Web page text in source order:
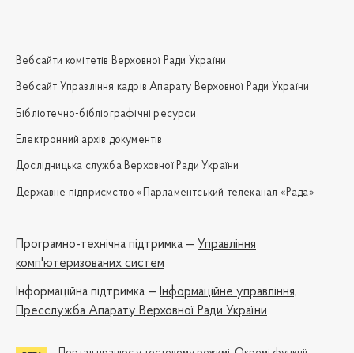
Вебсайти комітетів Верховної Ради України
Вебсайт Управління кадрів Апарату Верховної Ради України
Бібліотечно-бібліографічні ресурси
Електронний архів документів
Дослідницька служба Верховної Ради України
Державне підприємство «Парламентський телеканал «Рада»
Програмно-технічна підтримка — Управління
комп'ютеризованих систем
Iнформаційна підтримка — Інформаційне управління,
Пресслужба Апарату Верховної Ради України